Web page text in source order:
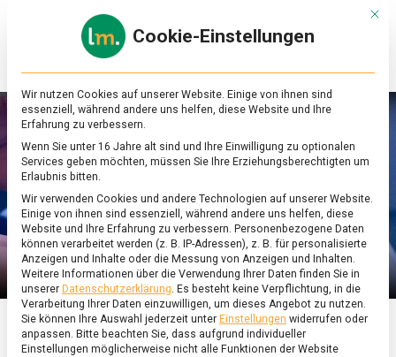
Online-
Magazin
zu
&
Ernährung
ERNÄHRUNG & GESUNDHEIT
Mit
Cookie-Einstellungen
Wir nutzen Cookies auf unserer Website. Einige von ihnen sind
essenziell, während andere uns helfen, diese Website und Ihre
Erfahrung zu verbessern.
Wenn Sie unter 16 Jahre alt sind und Ihre Einwilligung zu optionalen
Services geben möchten, müssen Sie Ihre Erziehungsberechtigten um
Erlaubnis bitten.
Wir verwenden Cookies und andere Technologien auf unserer Website.
Einige von ihnen sind essenziell, während andere uns helfen, diese
Website und Ihre Erfahrung zu verbessern. Personenbezogene Daten
können verarbeitet werden (z. B. IP-Adressen), z. B. für personalisierte
Anzeigen und Inhalte oder die Messung von Anzeigen und Inhalten.
Weitere Informationen über die Verwendung Ihrer Daten finden Sie in
unserer Datenschutzerklärung. Es besteht keine Verpflichtung, in die
Verarbeitung Ihrer Daten einzuwilligen, um dieses Angebot zu nutzen.
Sie können Ihre Auswahl jederzeit unter Einstellungen widerrufen oder
anpassen. Bitte beachten Sie, dass aufgrund individueller
Einstellungen möglicherweise nicht alle Funktionen der Website